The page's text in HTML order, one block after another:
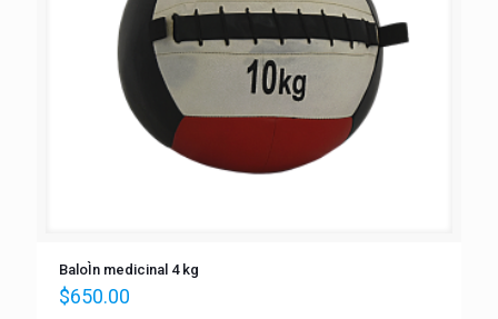
BaloÌn medicinal 4 kg
$650.00